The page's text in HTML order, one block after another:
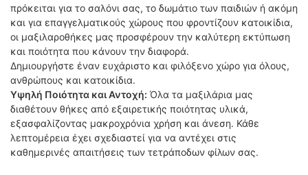
πρόκειται για το σαλόνι σας, το δωμάτιο των παιδιών ή ακόμη
και για επαγγελματικούς χώρους που φροντίζουν κατοικίδια,
οι μαξιλαροθήκες μας προσφέρουν την καλύτερη εκτύπωση
και ποιότητα που κάνουν την διαφορά.
Δημιουργήστε έναν ευχάριστο και φιλόξενο χώρο για όλους,
ανθρώπους και κατοικίδια.
Υψηλή Ποιότητα και Αντοχή: Όλα τα μαξιλάρια μας
διαθέτουν θήκες από εξαιρετικής ποιότητας υλικά,
εξασφαλίζοντας μακροχρόνια χρήση και άνεση. Κάθε
λεπτομέρεια έχει σχεδιαστεί για να αντέχει στις
καθημερινές απαιτήσεις των τετράποδων φίλων σας.